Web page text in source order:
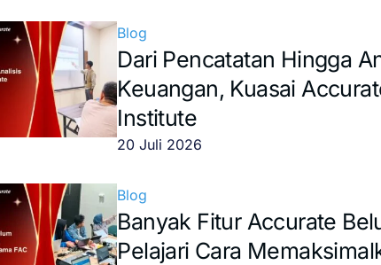
Blog
Dari Pencatatan Hingga
Keuangan, Kuasai
Institute
20 Juli 2026
Blog
Banyak Fitur Accurate
Pelajari Cara